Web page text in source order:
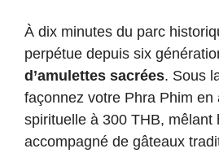
À dix minutes du parc
perpétue depuis six
d’amulettes sacrées. Sous
façonnez votre Phra Phim en
spirituelle à 300 THB, mêlant
accompagné de gâteaux